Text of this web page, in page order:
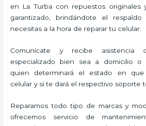
en La Turba con repuestos originales
garantizado, brindándote el
necesitas a la hora de reparar tu celular.
Comunícate y recibe asistencia
especializado bien sea a domicilio o
quien determinará el estado en
celular y si te dará el respectivo soporte
Reparamos todo tipo de marcas y
ofrecemos servicio de